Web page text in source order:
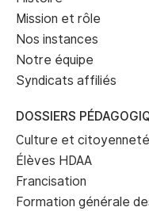
Mission et rôle
Nos instances
Notre équipe
Syndicats affiliés
DOSSIERS
Culture et
Élèves HDAA
Francisation
Formation générale